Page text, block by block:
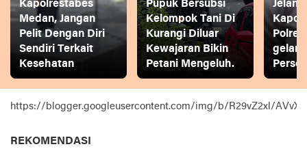
Kapolrestabes
Medan, Jangan
Pelit Dengan Diri
Sendiri Terkait
Kesehatan
Pupuk Bersubsi
Kelompok Tani Di
Kurangi Diluar
Kewajaran Bikin
Petani Mengeluh.
gelar
https://blogger.googleusercontent.com/img/b/R29vZ2xl/
REKOMENDASI